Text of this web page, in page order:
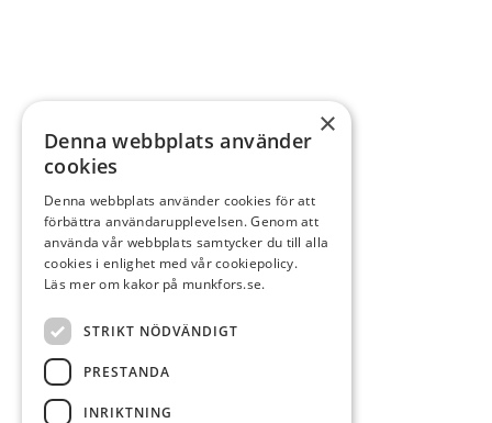
×
Denna webbplats använder
cookies
Denna webbplats använder cookies för att
förbättra användarupplevelsen. Genom att
använda vår webbplats samtycker du till alla
cookies i enlighet med vår cookiepolicy.
Läs mer om kakor på munkfors.se.
STRIKT NÖDVÄNDIGT
PRESTANDA
INRIKTNING